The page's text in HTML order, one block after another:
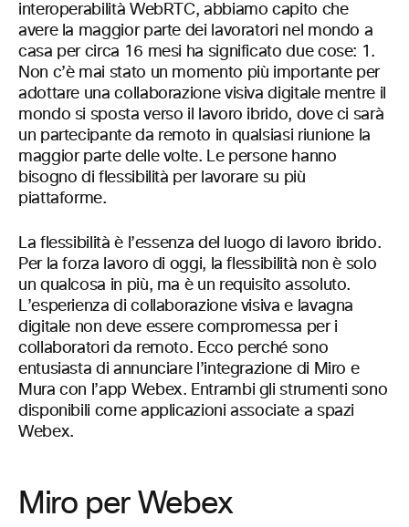
interoperabilità WebRTC, abbiamo capito che
avere la maggior parte dei lavoratori nel mondo a
casa per circa 16 mesi ha significato due cose: 1.
Non c’è mai stato un momento più importante per
adottare una collaborazione visiva digitale mentre il
mondo si sposta verso il lavoro ibrido, dove ci sarà
un partecipante da remoto in qualsiasi riunione la
maggior parte delle volte. Le persone hanno
bisogno di flessibilità per lavorare su più
piattaforme.
La flessibilità è l’essenza del luogo di lavoro ibrido.
Per la forza lavoro di oggi, la flessibilità non è solo
un qualcosa in più, ma è un requisito assoluto.
L’esperienza di collaborazione visiva e lavagna
digitale non deve essere compromessa per i
collaboratori da remoto. Ecco perché sono
entusiasta di annunciare l’integrazione di Miro e
Mura con l’app Webex. Entrambi gli strumenti sono
disponibili come applicazioni associate a spazi
Webex.
Miro per Webex